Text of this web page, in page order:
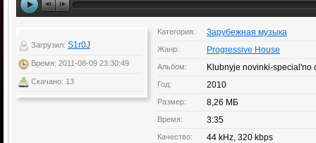
Загрузил: S1r0J
Время: 2011-08-09 23:30:49
Скачано: 13
Категория: Зарубежная музыка
Жанр: Progressive House
Альбом: Klubnyje novinki-special'no
Год: 2010
Размер: 8,26 МБ
Время: 3:35
Качество: 44 kHz, 320 kbps